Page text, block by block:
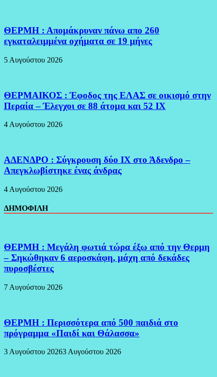
ΘΕΡΜΗ : Απομάκρυναν πάνω απο 260
εγκαταλειμμένα οχήματα σε 19 μήνες
5 Αυγούστου 2026
ΘΕΡΜΑΙΚΟΣ : Έφοδος της ΕΛΑΣ σε οικισμό στην
Περαία – Έλεγχοι σε 88 άτομα και 52 ΙΧ
4 Αυγούστου 2026
ΑΔΕΝΔΡΟ : Σύγκρουση δύο ΙΧ στο Άδενδρο –
Απεγκλωβίστηκε ένας άνδρας
4 Αυγούστου 2026
ΔΗΜΟΦΙΛΗ
ΘΕΡΜΗ : Μεγάλη φωτιά τώρα έξω από την Θερμη
– Σηκώθηκαν 6 αεροσκάφη, μάχη από δεκάδες
πυροσβέστες
7 Αυγούστου 2026
ΘΕΡΜΗ : Περισσότερα από 500 παιδιά στο
πρόγραμμα «Παιδί και Θάλασσα»
3 Αυγούστου 20263 Αυγούστου 2026